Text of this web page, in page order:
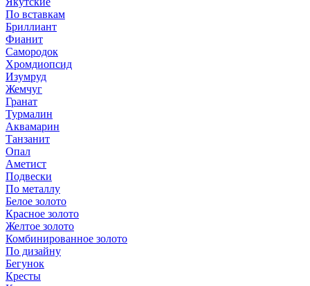
По вставкам
Бриллиант
Фианит
Самородок
Хромдиопсид
Изумруд
Жемчуг
Гранат
Турмалин
Аквамарин
Танзанит
Опал
Аметист
Подвески
По металлу
Белое золото
Красное золото
Желтое золото
Комбинированное золото
По дизайну
Бегунок
Кресты